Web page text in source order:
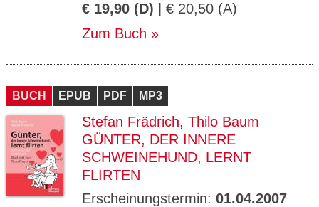
€ 19,90 (D) | € 20,50 (A)
Zum Buch
BUCH EPUB PDF MP3
Stefan Frädrich, Thilo Baum
GÜNTER, DER INNERE
SCHWEINEHUND, LERNT
FLIRTEN
Erscheinungstermin: 01.04.2007